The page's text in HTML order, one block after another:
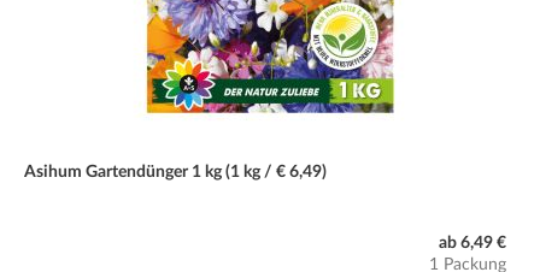
Asihum Gartendünger 1 kg (1 kg / € 6,49)
ab 6,49 €
1 Packung